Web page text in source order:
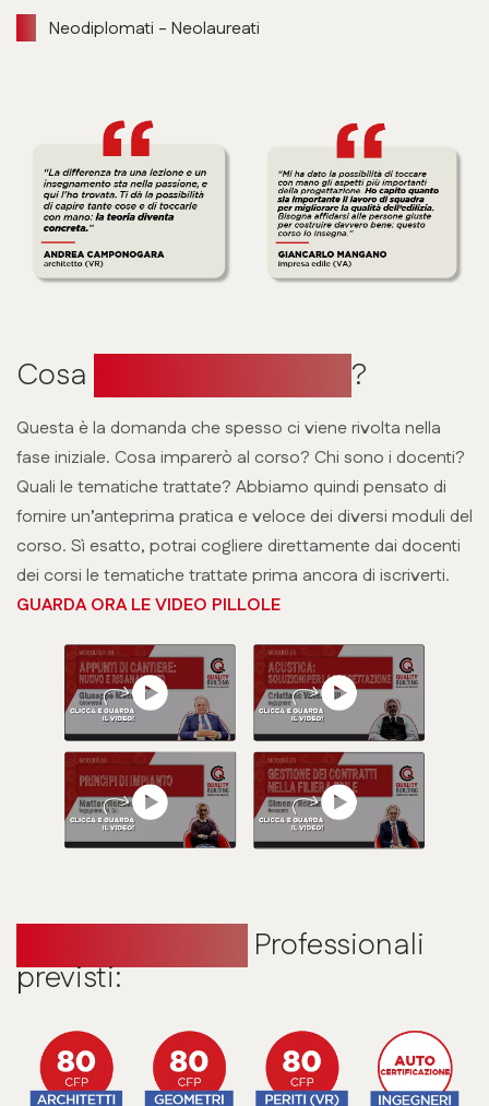
Neodiplomati - Neolaureati
Cosa ?
Questa è la domanda che spesso ci viene rivolta nella
fase iniziale. Cosa imparerò al corso? Chi sono i docenti?
Quali le tematiche trattate? Abbiamo quindi pensato di
fornire un’anteprima pratica e veloce dei diversi moduli del
corso. Sì esatto, potrai cogliere direttamente dai docenti
dei corsi le tematiche trattate prima ancora di iscriverti.
GUARDA ORA LE VIDEO PILLOLE
Professionali
previsti: